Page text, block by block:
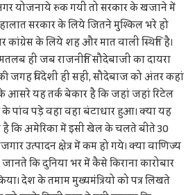
योजनाये रुक गयीं तो सरकार के खजाने में
सरकार के लिये जितने मुश्किल भरे हो
कांग्रेस के लिये शह और मात वाली स्थिति है।
ही जब राजनीति सौदेबाजी का दायरा
जगह विदेशी ही सही, सौदेबाज को अंतर कहां
यह तर्क बेकार है कि जहां जहां रिटेल
के पांव पड़े वहा वहा बंटाधार हुआ। क्या यह
कि अमेरिका में इसी खेल के चलते बीते 30
उत्पादन क्षेत्र में कम हो गये। क्या वाणिज्य
कि दुनिया भर में कैसे किराना कारोबार
देश के तमाम मुख्यमंत्रियो को पत्र लिखते